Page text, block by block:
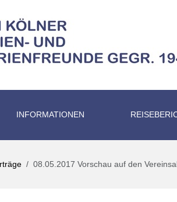
INFORMATIONEN
08.05.2017 Vorschau auf den